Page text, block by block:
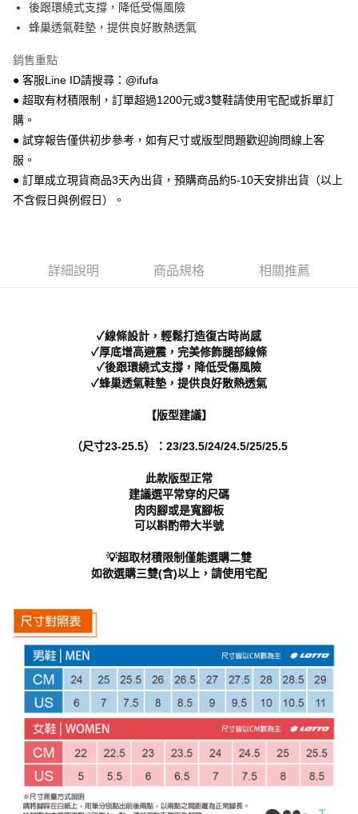
全盈+PAY
相關說明
【關於「AFTEE先享後付」】
AFTEE先享後付是「在收到商品之後才付款」的支付方式。 讓您購物簡單
１．簡單：不需註冊會員、不需綁卡、不需儲值。
２．便利：只要手機號碼，簡訊認證，即可結帳。
３．安心：先確認商品／服務後，再付款。
【「AFTEE先享後付」結帳流程】
１．於結帳方式選擇「AFTEE先享後付」後，將跳轉至「AFTEE先享後付」
※ 請注意：結帳手續完成當下不需立刻繳費，但若您需要取消訂單，請聯絡
https://netprotections.freshdesk.com/support/home
１．透過由恩沛科技股份有限公司提供之「AFTEE先享後付」服務完成之交
權轉讓予恩沛科技股份有限公司。
https://aftee.tw/terms/#terms3
３．未成年的使用者請事先徵得法定代理人或監護人之同意方可使用
「AFTEE先享後付」，若未經同意申辦者引起之損失，本公司不負相關責
４．使用「AFTEE先享後付」時，將依據個別帳號之用戶狀況，依本公司即
時審查核予不同之上限額度；若仍有額度不足之情形，本公司將視審查結果
恩沛科技股份有限公司將有權停止該用戶之使用額度並採取法律行動。
ATM付款
運送方式
全家 取貨付款
每筆NT$70，滿NT$999(含以上)免運費
付款後 全家取貨
每筆NT$70，滿NT$999(含以上)免運費
每筆NT$90，滿NT$999(含以上)免運費
後跟環繞式支撐，降低受傷風險
蜂巢透氣鞋墊，提供良好散熱透氣
銷售重點
● 客服Line ID請搜尋：@ifufa
● 超取有材積限制，訂單超過1200元或3雙鞋請使用宅配或拆單訂
購。
● 試穿報告僅供初步參考，如有尺寸或版型問題歡迎詢問線上客
服。
● 訂單成立現貨商品3天內出貨，預購商品約5-10天安排出貨（以上
不含假日與例假日）。
詳細說明 商品規格 相關推薦
✓線條設計，輕鬆打造復古時尚感
✓厚底增高避震，完美修飾腿部線條
✓後跟環繞式支撐，降低受傷風險
✓蜂巢透氣鞋墊，提供良好散熱透氣
【版型建議】
（尺寸23-25.5）：23/23.5/24/24.5/25/25.5
此款版型正常
建議選平常穿的尺碼
肉肉腳或是寬腳板
可以斟酌帶大半號
💡超取材積限制僅能選購二雙
如欲選購三雙(含)以上，請使用宅配